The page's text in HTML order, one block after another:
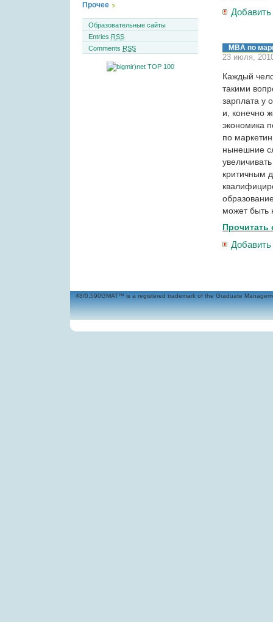
MBA по
23 июля,
Каждый
такими
зарплата у
и, конечно
экономика
по
нынешние
критичным
может быть
Прочитать
Прочее
Образовательные сайты
Entries RSS
Comments RSS
48/0,590GMAT™ is a registered trademark of the Graduate